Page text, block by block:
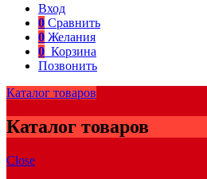
Вход
0 Сравнить
0 Желания
0 Корзина
Позвонить
Каталог товаров
Каталог товаров
Close